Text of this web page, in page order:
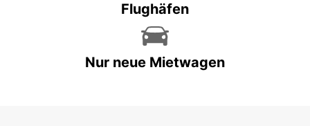
Flughäfen
Nur neue Mietwagen